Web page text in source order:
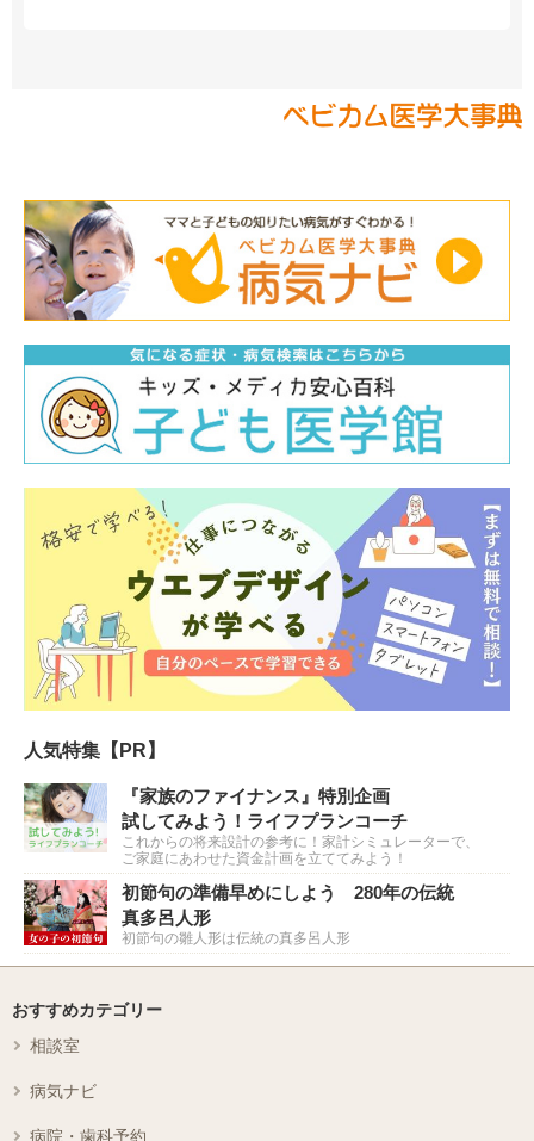
人気特集【PR】
『家族のファイナンス』特別企画
試してみよう！ライフプランコーチ
これからの将来設計の参考に！家計シミュレーターで、
ご家庭にあわせた資金計画を立ててみよう！
初節句の準備早めにしよう 280年の伝統
真多呂人形
初節句の雛人形は伝統の真多呂人形
おすすめカテゴリー
相談室
病気ナビ
病院・歯科予約